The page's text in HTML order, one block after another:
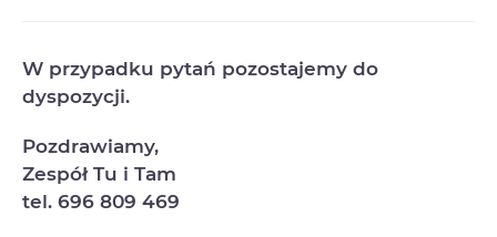
W przypadku pytań pozostajemy do
dyspozycji.
Pozdrawiamy,
Zespół Tu i Tam
tel. 696 809 469